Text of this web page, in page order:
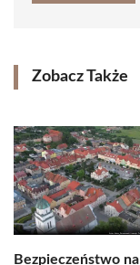
Zobacz Także
Bezpieczeństwo na